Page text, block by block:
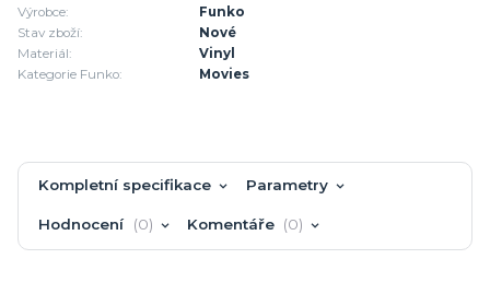
Výrobce:
Funko
Stav zboží:
Nové
Materiál:
Vinyl
Kategorie Funko:
Movies
Kompletní specifikace Parametry
Hodnocení 0 Komentáře 0